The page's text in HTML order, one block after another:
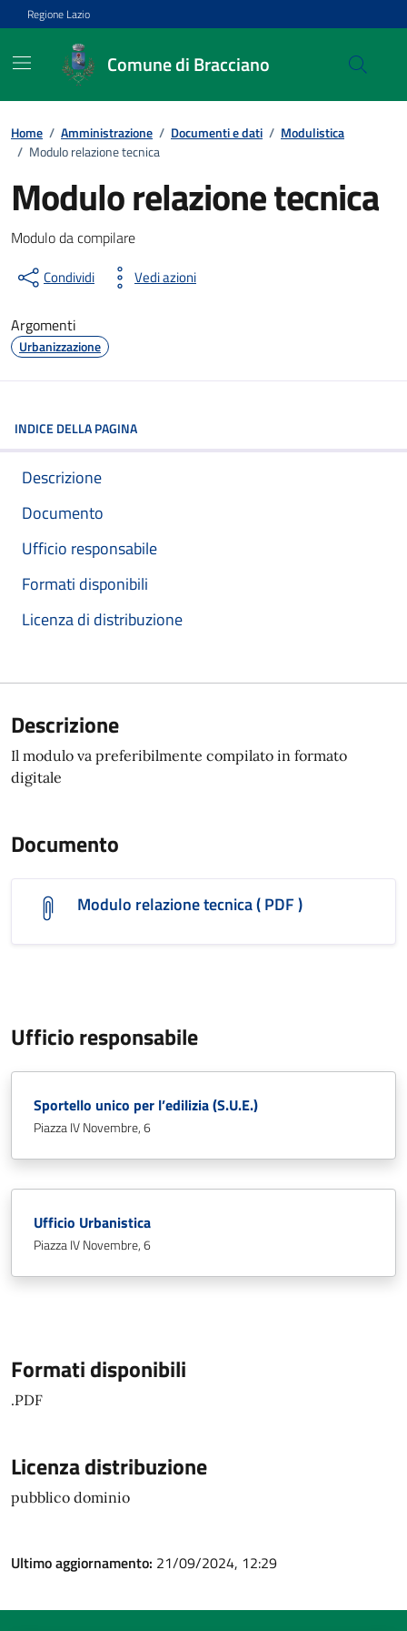
Vai ai contenuti
Vai al footer
Regione Lazio
Comune di Bracciano
Home / Amministrazione / Documenti e dati / Modulistica
/ Modulo relazione tecnica
Modulo relazione tecnica
Dettagli del documento
Modulo da compilare
Condividi Vedi azioni
Argomenti
Urbanizzazione
INDICE DELLA PAGINA
Descrizione
Documento
Ufficio responsabile
Formati disponibili
Licenza di distribuzione
Descrizione
Il modulo va preferibilmente compilato in formato
digitale
Documento
Modulo relazione tecnica ( PDF )
Ufficio responsabile
Sportello unico per l’edilizia (S.U.E.)
Piazza IV Novembre, 6
Ufficio Urbanistica
Piazza IV Novembre, 6
Formati disponibili
.PDF
Licenza distribuzione
pubblico dominio
Ultimo aggiornamento: 21/09/2024, 12:29